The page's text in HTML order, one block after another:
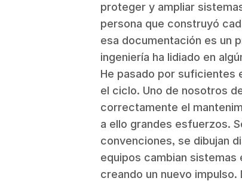
proteger y ampliar
persona que construyó
esa documentación es un
ingeniería ha lidiado en
He pasado por suficientes
el ciclo. Uno de nosotros
correctamente el
a ello grandes esfuerzos.
convenciones, se dibujan
equipos cambian sistemas
creando un nuevo impulso.